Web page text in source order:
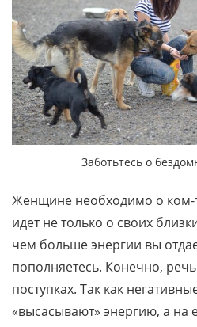
Заботьтесь о
Женщине необходимо о ком-
идет не только о своих
чем больше энергии вы
пополняетесь. Конечно,
поступках. Так как
«высасывают» энергию, а на